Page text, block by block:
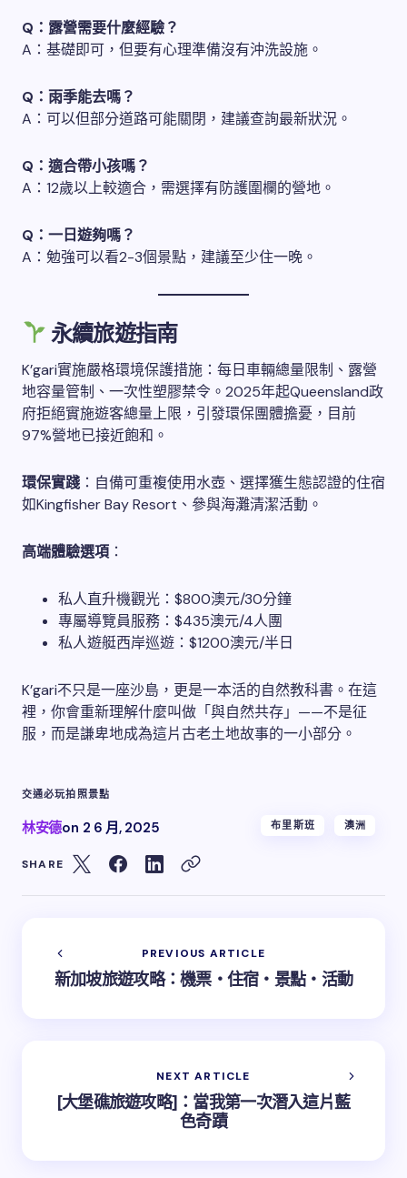
Q：露營需要什麼經驗？
A：基礎即可，但要有心理準備沒有沖洗設施。
Q：雨季能去嗎？
A：可以但部分道路可能關閉，建議查詢最新狀況。
Q：適合帶小孩嗎？
A：12歲以上較適合，需選擇有防護圍欄的營地。
Q：一日遊夠嗎？
A：勉強可以看2-3個景點，建議至少住一晚。
永續旅遊指南
K’gari實施嚴格環境保護措施：每日車輛總量限制、露營
地容量管制、一次性塑膠禁令。2025年起Queensland政
府拒絕實施遊客總量上限，引發環保團體擔憂，目前
97%營地已接近飽和。
環保實踐 ：自備可重複使用水壺、選擇獲生態認證的住宿
如Kingfisher Bay Resort、參與海灘清潔活動。
高端體驗選項 ：
私人直升機觀光：$800澳元/30分鐘
專屬導覽員服務：$435澳元/4人團
私人遊艇西岸巡遊：$1200澳元/半日
K’gari不只是一座沙島，更是一本活的自然教科書。在這
裡，你會重新理解什麼叫做「與自然共存」——不是征
服，而是謙卑地成為這片古老土地故事的一小部分。
交通必玩拍照景點
林安德on 2 6 月, 2025 布里斯班 澳洲
SHARE
PREVIOUS ARTICLE
新加坡旅遊攻略：機票・住宿・景點・活動
NEXT ARTICLE
[大堡礁旅遊攻略]：當我第一次潛入這片藍
色奇蹟